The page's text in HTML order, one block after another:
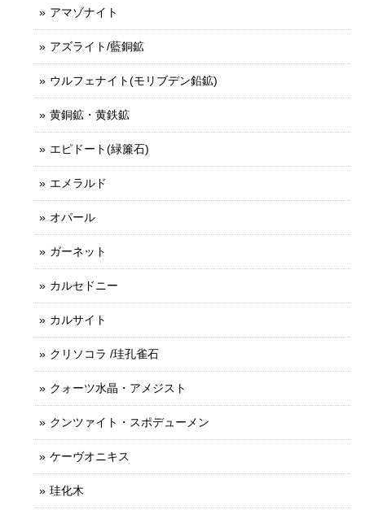
アマゾナイト
アズライト/藍銅鉱
ウルフェナイト(モリブデン鉛鉱)
黄銅鉱・黄鉄鉱
エピドート(緑簾石)
エメラルド
オパール
ガーネット
カルセドニー
カルサイト
クリソコラ /珪孔雀石
クォーツ水晶・アメジスト
クンツァイト・スポデューメン
ケーヴオニキス
珪化木